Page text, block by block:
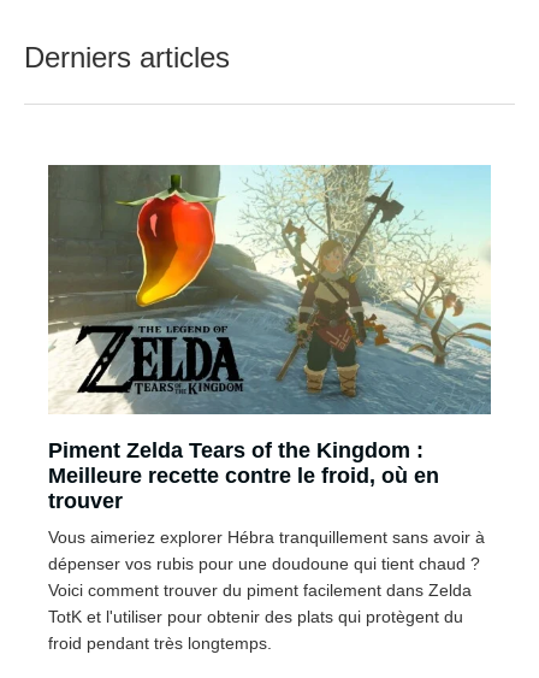
Derniers articles
Piment Zelda Tears of the Kingdom :
Meilleure recette contre le froid, où en
trouver
Vous aimeriez explorer Hébra tranquillement sans avoir à
dépenser vos rubis pour une doudoune qui tient chaud ?
Voici comment trouver du piment facilement dans Zelda
TotK et l'utiliser pour obtenir des plats qui protègent du
froid pendant très longtemps.